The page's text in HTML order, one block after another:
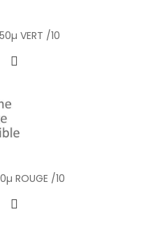
VERT /10
ROUGE /10